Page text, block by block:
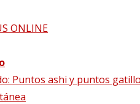
ONLINE
Puntos ashi y puntos gatillo